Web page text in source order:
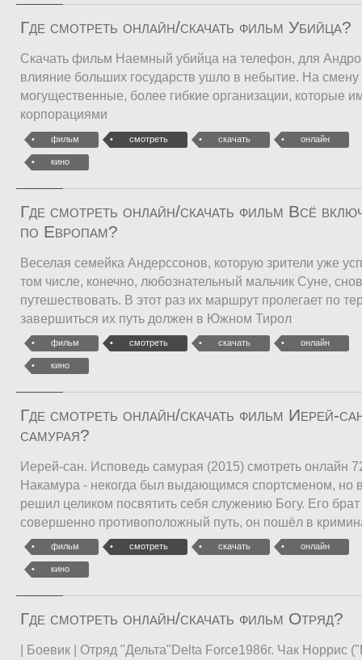
Где смотреть онлайн/скачать фильм Убийца?
Скачать фильм Наемный убийца на телефон, для
влияние больших государств ушло в небытие. На
могущественные, более гибкие организации, которые
корпорациями
фильм смотреть скачать онлайн
кино
Где смотреть онлайн/скачать фильм Всё
по Европам?
Веселая семейка Андерссонов, которую зрители уже
том числе, конечно, любознательный мальчик Суне,
путешествовать. В этот раз их маршрут пролегает по
завершиться их путь должен в Южном Тирол
фильм смотреть скачать онлайн
кино
Где смотреть онлайн/скачать фильм Иерей-
самурая?
Иерей-сан. Исповедь самурая (2015) смотреть онлайн
Накамура - некогда был выдающимся спортсменом, но
решил целиком посвятить себя служению Богу. Его
совершенно противоположный путь, он пошёл в
фильм смотреть скачать онлайн
кино
Где смотреть онлайн/скачать фильм Отряд?
| Боевик | Отряд "Дельта"Delta Force1986г. Чак Норрис